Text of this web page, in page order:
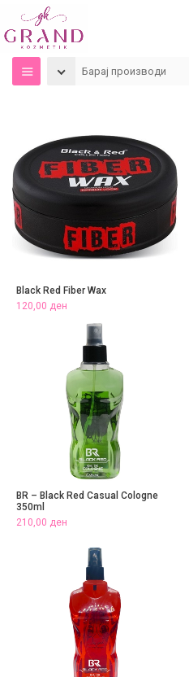
Black Red Fiber Wax
120,00 ден
BR – Black Red Casual Cologne
350ml
210,00 ден